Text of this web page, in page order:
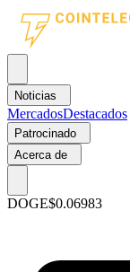
Noticias
MercadosDestacados
Patrocinado
Acerca de
DOGE$0.06983